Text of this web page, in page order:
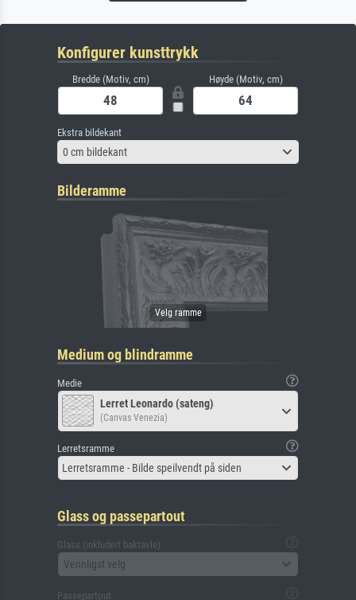
Konfigurer kunsttrykk
Bredde (Motiv, cm) Høyde (Motiv, cm)
Ekstra bildekant
0 cm bildekant
Bilderamme
Medium og blindramme
Medie
Lerret Leonardo (sateng)
(Canvas Venezia)
Lerretsramme
Lerretsramme - Bilde speilvendt på siden
Glass og passepartout
Glass (inkludert baktavle)
Vennligst velg
Passepartout